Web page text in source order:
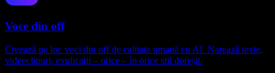
Voce din off
Creează pe loc voci din off de calitate umană cu AI. Narează texte,
videoclipuri, explicații – orice – în orice stil dorești.